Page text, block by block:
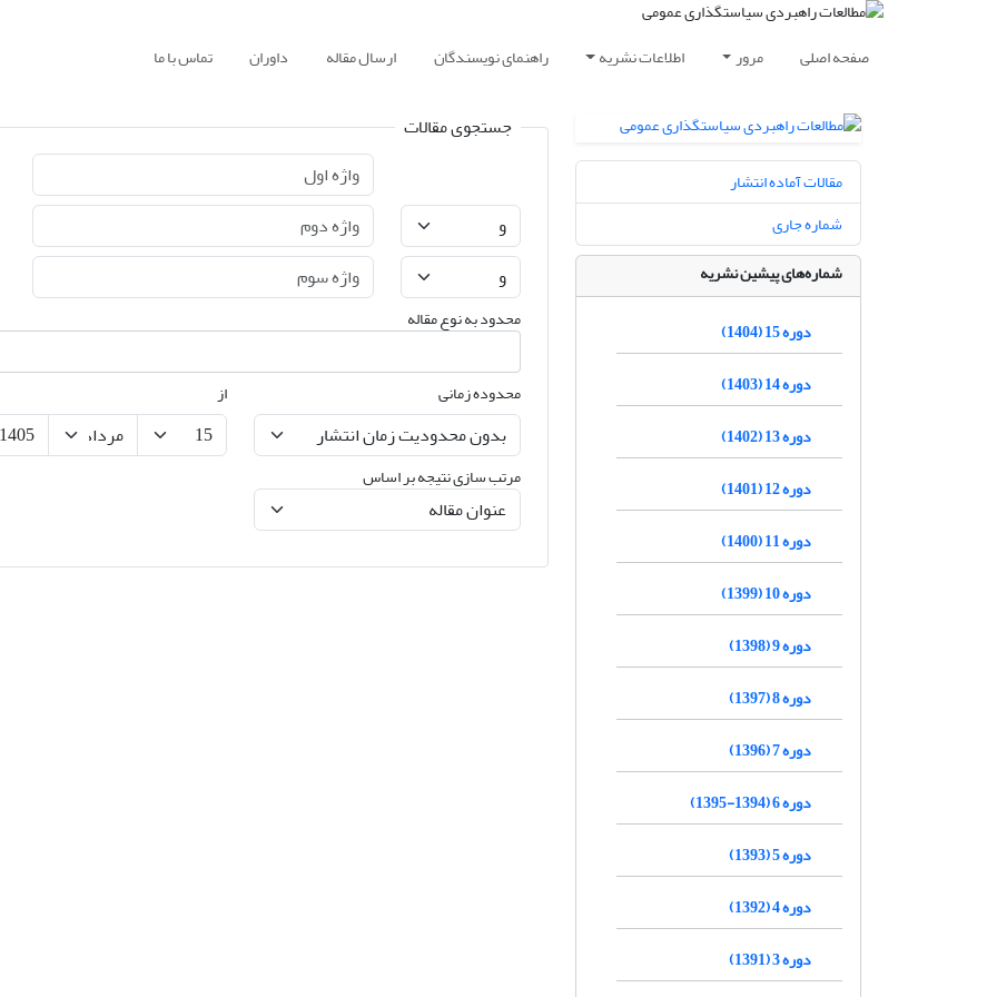
صفحه اصلی مرور اطلاعات نشریه راهنمای نویسندگان ارسال مقاله داوران تماس با ما
جستجوی مقالات
محدود به نوع مقاله
محدوده زمانی از
مرتب سازی نتیجه بر اساس
مقالات آماده انتشار
شماره جاری
شماره‌های پیشین نشریه
دوره 15 (1404)
دوره 14 (1403)
دوره 13 (1402)
دوره 12 (1401)
دوره 11 (1400)
دوره 10 (1399)
دوره 9 (1398)
دوره 8 (1397)
دوره 7 (1396)
دوره 6 (1394-1395)
دوره 5 (1393)
دوره 4 (1392)
دوره 3 (1391)